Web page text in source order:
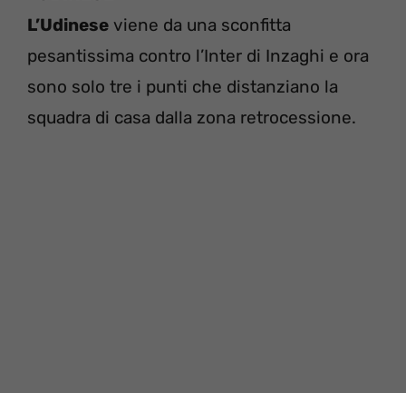
L’Udinese viene da una sconfitta
pesantissima contro l’Inter di Inzaghi e ora
sono solo tre i punti che distanziano la
squadra di casa dalla zona retrocessione.